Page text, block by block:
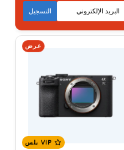
متوفر قريبا
التسجيل
عرض